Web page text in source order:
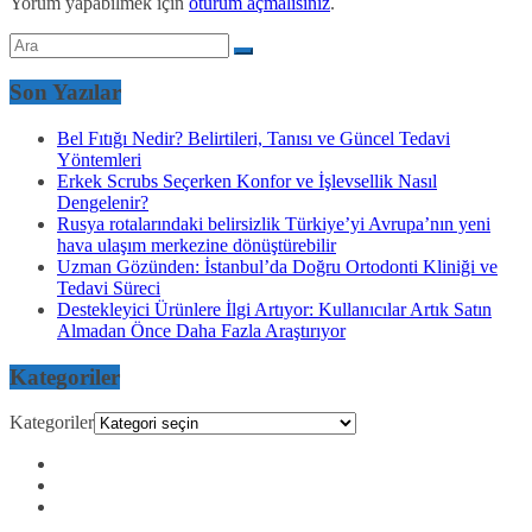
Son Yazılar
Bel Fıtığı Nedir? Belirtileri, Tanısı ve Güncel Tedavi
Yöntemleri
Erkek Scrubs Seçerken Konfor ve İşlevsellik Nasıl
Dengelenir?
Rusya rotalarındaki belirsizlik Türkiye’yi Avrupa’nın yeni
hava ulaşım merkezine dönüştürebilir
Uzman Gözünden: İstanbul’da Doğru Ortodonti Kliniği ve
Tedavi Süreci
Destekleyici Ürünlere İlgi Artıyor: Kullanıcılar Artık Satın
Almadan Önce Daha Fazla Araştırıyor
Kategoriler
Kategoriler